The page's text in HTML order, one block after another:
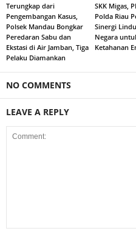
Terungkap dari
Pengembangan Kasus,
Polsek Mandau Bongkar
Peredaran Sabu dan
Ekstasi di Air Jamban, Tiga
Pelaku Diamankan
SKK Migas,
Polda Riau
Sinergi
Negara
Ketahanan
NO COMMENTS
LEAVE A REPLY